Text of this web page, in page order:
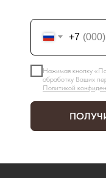
+7
Нажимая кнопку
обработку Ваших
Политикой